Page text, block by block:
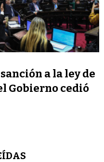
a la ley de
Gobierno cedió